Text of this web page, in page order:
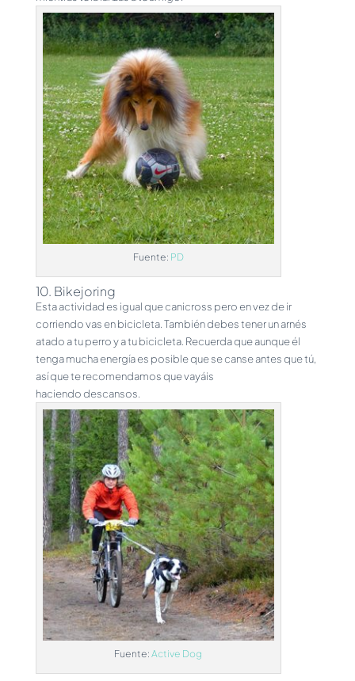
Fuente: PD
10. Bikejoring
Esta actividad es igual que canicross pero en vez de ir
corriendo vas en bicicleta. También debes tener un arnés
atado a tu perro y a tu bicicleta. Recuerda que aunque él
tenga mucha energía es posible que se canse antes que tú,
así que te recomendamos que vayáis
haciendo descansos.
Fuente:Active Dog